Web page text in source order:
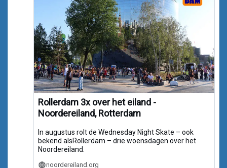
Rollerdam 3x over het eiland -
Noordereiland, Rotterdam
In augustus rolt de Wednesday Night Skate – ook
bekend alsRollerdam – drie woensdagen over het
Noordereiland.
noordereiland.org